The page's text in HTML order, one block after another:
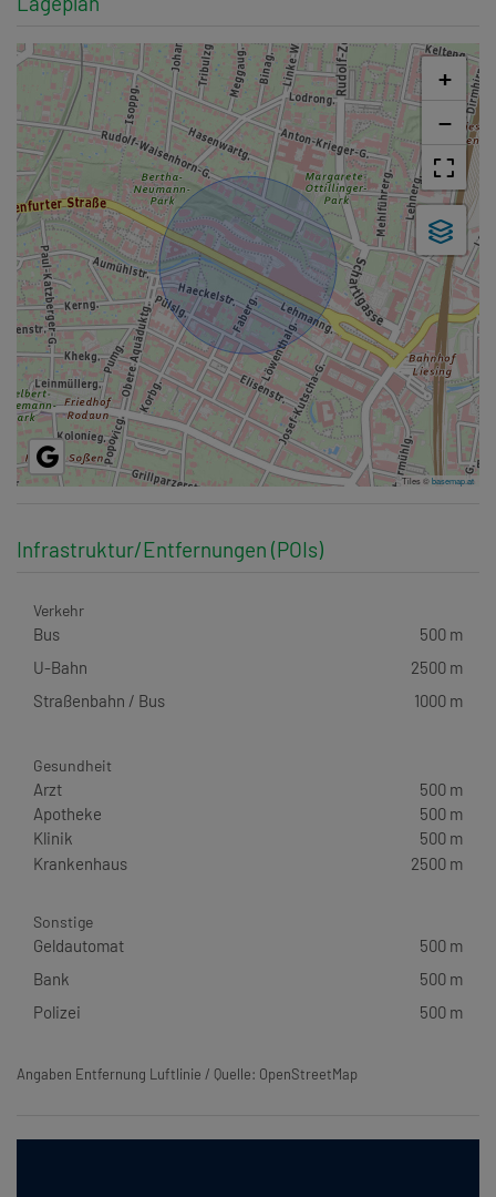
+
−
Tiles ©basemap.at
Infrastruktur/Entfernungen (POIs)
Verkehr
Bus
500 m
U-Bahn
2500 m
Straßenbahn / Bus
1000 m
Gesundheit
Arzt
500 m
Apotheke
500 m
Klinik
500 m
Krankenhaus
2500 m
Sonstige
Geldautomat
500 m
Bank
500 m
Polizei
500 m
Angaben Entfernung Luftlinie / Quelle: OpenStreetMap